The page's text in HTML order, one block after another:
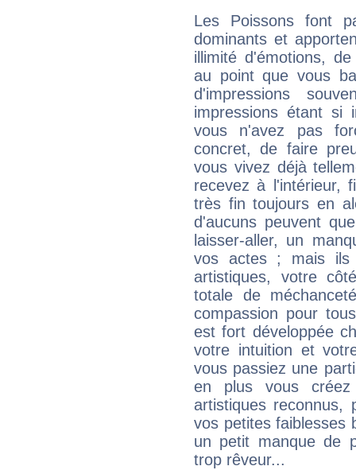
Les Poissons font
dominants et
illimité d'émotions,
au point que vous
d'impressions
impressions étant si
vous n'avez pas
concret, de faire
vous vivez déjà
recevez à l'intérieur,
très fin toujours en
d'aucuns peuvent
laisser-aller, un
vos actes ; mais ils
artistiques, votre
totale de
compassion pour
est fort développée
votre intuition et
vous passiez une
en plus vous
artistiques reconnus,
vos petites faiblesses
un petit manque de
trop rêveur...